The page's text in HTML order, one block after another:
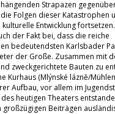
Strapazen
Folgen dieser Katastrophen
Entwicklung
der Fakt bei, dass die reiche
bedeutendsten Karlsbader
der Große. Zusammen mit
zweckgerichtete Bauten zu
Kurhaus (Mlýnské lázně/
Aufbau, vor allem im
heutigen Theaters
Beiträgen